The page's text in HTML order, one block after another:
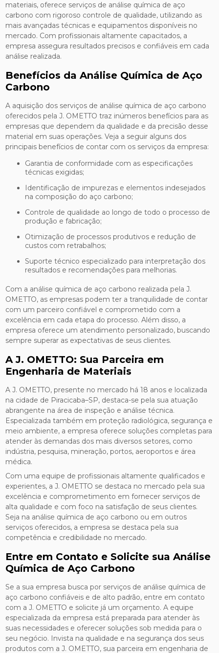
materiais, oferece serviços de análise química de aço
carbono com rigoroso controle de qualidade, utilizando as
mais avançadas técnicas e equipamentos disponíveis no
mercado. Com profissionais altamente capacitados, a
empresa assegura resultados precisos e confiáveis em cada
análise realizada.
Benefícios da Análise Química de Aço
Carbono
A aquisição dos serviços de análise química de aço carbono
oferecidos pela J. OMETTO traz inúmeros benefícios para as
empresas que dependem da qualidade e da precisão desse
material em suas operações. Veja a seguir alguns dos
principais benefícios de contar com os serviços da empresa:
Garantia de conformidade com as especificações
técnicas exigidas;
Identificação de impurezas e elementos indesejados
na composição do aço carbono;
Controle de qualidade ao longo de todo o processo de
produção e fabricação;
Otimização de processos produtivos e redução de
custos com retrabalhos;
Suporte técnico especializado para interpretação dos
resultados e recomendações para melhorias.
Com a análise química de aço carbono realizada pela J.
OMETTO, as empresas podem ter a tranquilidade de contar
com um parceiro confiável e comprometido com a
excelência em cada etapa do processo. Além disso, a
empresa oferece um atendimento personalizado, buscando
sempre superar as expectativas de seus clientes.
A J. OMETTO: Sua Parceira em
Engenharia de Materiais
A J. OMETTO, presente no mercado há 18 anos e localizada
na cidade de Piracicaba–SP, destaca-se pela sua atuação
abrangente na área de inspeção e análise técnica.
Especializada também em proteção radiológica, segurança e
meio ambiente, a empresa oferece soluções completas para
atender às demandas dos mais diversos setores, como
indústria, pesquisa, mineração, portos, aeroportos e área
médica.
Com uma equipe de profissionais altamente qualificados e
experientes, a J. OMETTO se destaca no mercado pela sua
excelência e comprometimento em fornecer serviços de
alta qualidade e com foco na satisfação de seus clientes.
Seja na análise química de aço carbono ou em outros
serviços oferecidos, a empresa se destaca pela sua
competência e credibilidade no mercado.
Entre em Contato e Solicite sua Análise
Química de Aço Carbono
Se a sua empresa busca por serviços de análise química de
aço carbono confiáveis e de alto padrão, entre em contato
com a J. OMETTO e solicite já um orçamento. A equipe
especializada da empresa está preparada para atender às
suas necessidades e oferecer soluções sob medida para o
seu negócio. Invista na qualidade e na segurança dos seus
produtos com a J. OMETTO, sua parceira em engenharia de